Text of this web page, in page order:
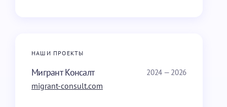
НАШИ ПРОЕКТЫ
Мигрант Консалт 2024 — 2026
migrant-consult.com